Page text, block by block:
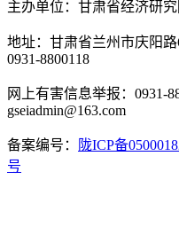
主办单位：甘肃省经济研
地址：甘肃省兰州市庆阳路
0931-8800118
网上有害信息举报：0931-
gseiadmin@163.com
备案编号： 陇ICP备
号